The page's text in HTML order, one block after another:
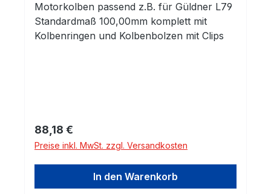
Motorkolben passend z.B. für Güldner L79
Standardmaß 100,00mm komplett mit
Kolbenringen und Kolbenbolzen mit Clips
Regulärer Preis:
88,18 €
Preise inkl. MwSt. zzgl. Versandkosten
In den Warenkorb